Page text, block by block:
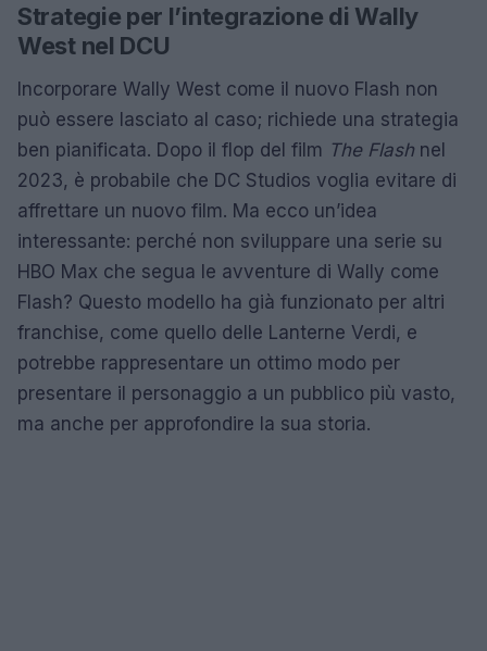
Strategie per l’integrazione di Wally
West nel DCU
Incorporare Wally West come il nuovo Flash non
può essere lasciato al caso; richiede una strategia
ben pianificata. Dopo il flop del film The Flash nel
2023, è probabile che DC Studios voglia evitare di
affrettare un nuovo film. Ma ecco un’idea
interessante: perché non sviluppare una serie su
HBO Max che segua le avventure di Wally come
Flash? Questo modello ha già funzionato per altri
franchise, come quello delle Lanterne Verdi, e
potrebbe rappresentare un ottimo modo per
presentare il personaggio a un pubblico più vasto,
ma anche per approfondire la sua storia.